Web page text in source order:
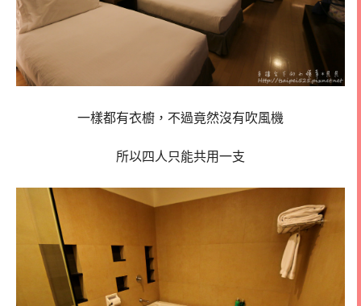
一樣都有衣櫥，不過竟然沒有吹風機
所以四人只能共用一支